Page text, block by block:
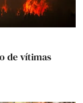
de vítimas